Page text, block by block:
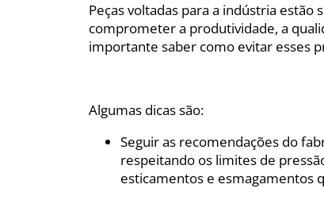
Peças voltadas para a indústria estão
comprometer a produtividade, a
importante saber como evitar esses
Algumas dicas são:
Seguir as recomendações do
respeitando os limites de
esticamentos e esmagamentos